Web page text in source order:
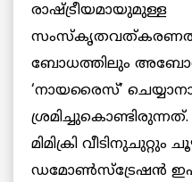
രാഷ്ട്രീയമായുമുള്ള
ബോധത്തിലും
‘നായരൈസ്’
മിമിക്രി വീടിനുചുറ്റും
ഡമോണ്‍സ്ട്രേഷന്‍